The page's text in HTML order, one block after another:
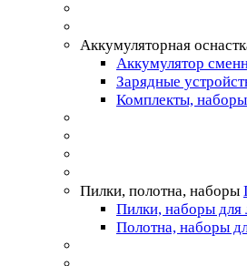
Аккумуляторная
Аккумулятор
Зарядные
Комплекты, наборы
Пилки, полотна, наборы
Пилки, наборы для
Полотна, наборы